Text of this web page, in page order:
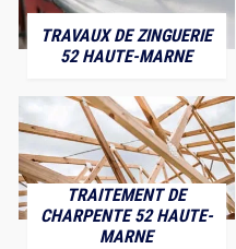
TRAVAUX DE ZINGUERIE
52 HAUTE-MARNE
TRAITEMENT DE
CHARPENTE 52 HAUTE-
MARNE